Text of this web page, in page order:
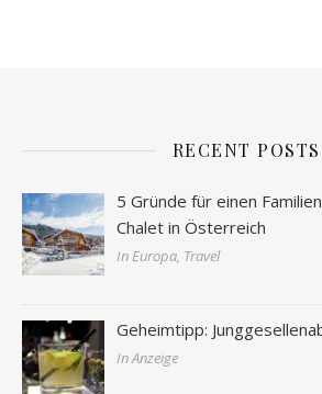
RECENT POSTS
5 Gründe für einen
Chalet in Österreich
In Europa, Travel
Geheimtipp:
In Anzeige